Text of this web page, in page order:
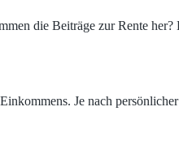
die Beiträge zur Rente
Je nach